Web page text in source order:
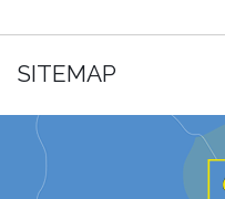
SITEMAP